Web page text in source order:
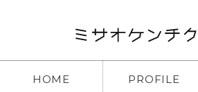
HOME PROFILE